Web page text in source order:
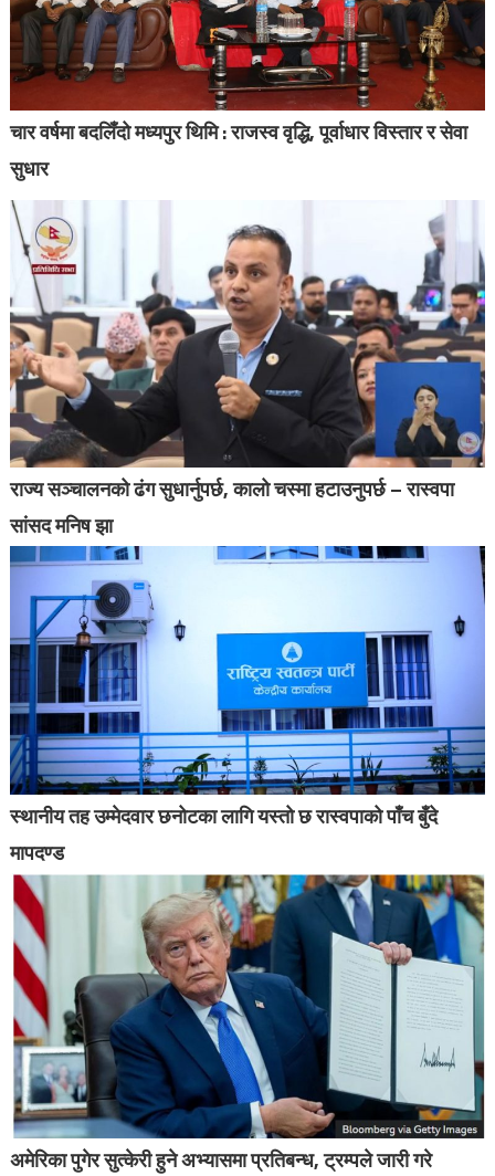
चार वर्षमा बदलिँदो मध्यपुर थिमि : राजस्व वृद्धि, पूर्वाधार विस्तार र सेवा
सुधार
राज्य सञ्चालनको ढंग सुधार्नुपर्छ, कालो चस्मा हटाउनुपर्छ – रास्वपा
सांसद मनिष झा
स्थानीय तह उम्मेदवार छनोटका लागि यस्तो छ रास्वपाको पाँच बुँदे
मापदण्ड
अमेरिका पुगेर सुत्केरी हुने अभ्यासमा प्रतिबन्ध, ट्रम्पले जारी गरे